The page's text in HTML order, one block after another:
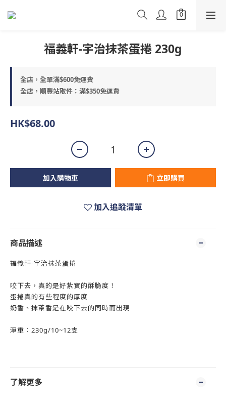
福義軒-宇治抹茶蛋捲 230g
全店，全單滿$600免運費
全店，順豐站取件：滿$350免運費
HK$68.00
加入購物車 立即購買
加入追蹤清單
商品描述
福義軒-宇治抹茶蛋捲
咬下去，真的是好紮實的酥脆度！
蛋捲真的有些程度的厚度
奶香、抹茶香是在咬下去的同時而出現
淨重：230g/10~12支
了解更多